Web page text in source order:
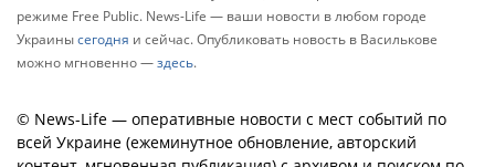
режиме Free Public. News-Life — ваши новости в любом городе
Украинысегодня и сейчас. Опубликовать новость в Василькове
можно мгновенно —здесь.
© News-Life — оперативные новости с мест событий по
всей Украине (ежеминутное обновление, авторский